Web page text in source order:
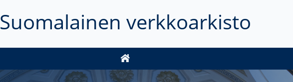
Suomalainen verkkoarkisto